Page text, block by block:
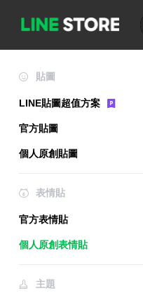
貼圖
LINE貼圖超值方案
官方貼圖
個人原創貼圖
表情貼
官方表情貼
個人原創表情貼
主題